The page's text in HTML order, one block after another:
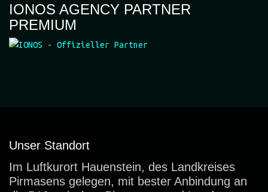
IONOS AGENCY PARTNER
PREMIUM
Unser Standort
Im Luftkurort Hauenstein, des Landkreises
Pirmasens gelegen, mit bester Anbindung an